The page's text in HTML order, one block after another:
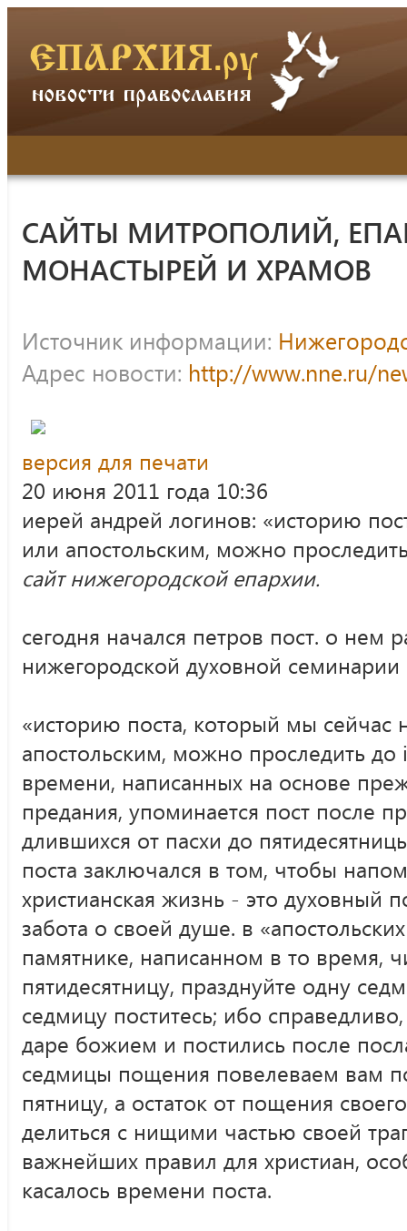
САЙТЫ МИТРОПОЛИЙ,
МОНАСТЫРЕЙ И ХРАМОВ
Источник информации:
Адрес новости: http://www.nne.ru/
версия для печати
20 июня 2011 года 10:36
иерей андрей логинов: «историю
или апостольским, можно
сайт нижегородской епархии.
сегодня начался петров пост. о нем
нижегородской духовной
«историю поста, который мы
апостольским, можно проследить до
времени, написанных на основе
предания, упоминается пост после
длившихся от пасхи до
поста заключался в том, чтобы
христианская жизнь - это духовный
забота о своей душе. в
памятнике, написанном в то время,
пятидесятницу, празднуйте одну
седмицу поститесь; ибо
даре божием и постились после
седмицы пощения повелеваем вам
пятницу, а остаток от пощения
делиться с нищими частью своей
важнейших правил для христиан,
касалось времени поста.